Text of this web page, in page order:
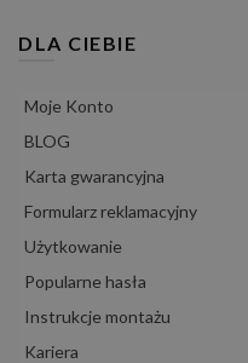
DLA CIEBIE
Moje Konto
BLOG
Karta gwarancyjna
Formularz reklamacyjny
Użytkowanie
Popularne hasła
Instrukcje montażu
Kariera